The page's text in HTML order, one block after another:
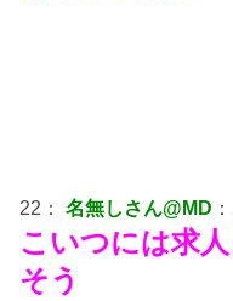
22： 名無しさん@MD
こいつには求
そう